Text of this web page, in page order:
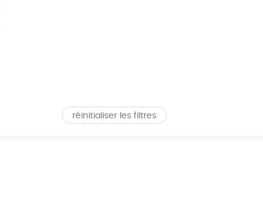
réinitialiser les filtres